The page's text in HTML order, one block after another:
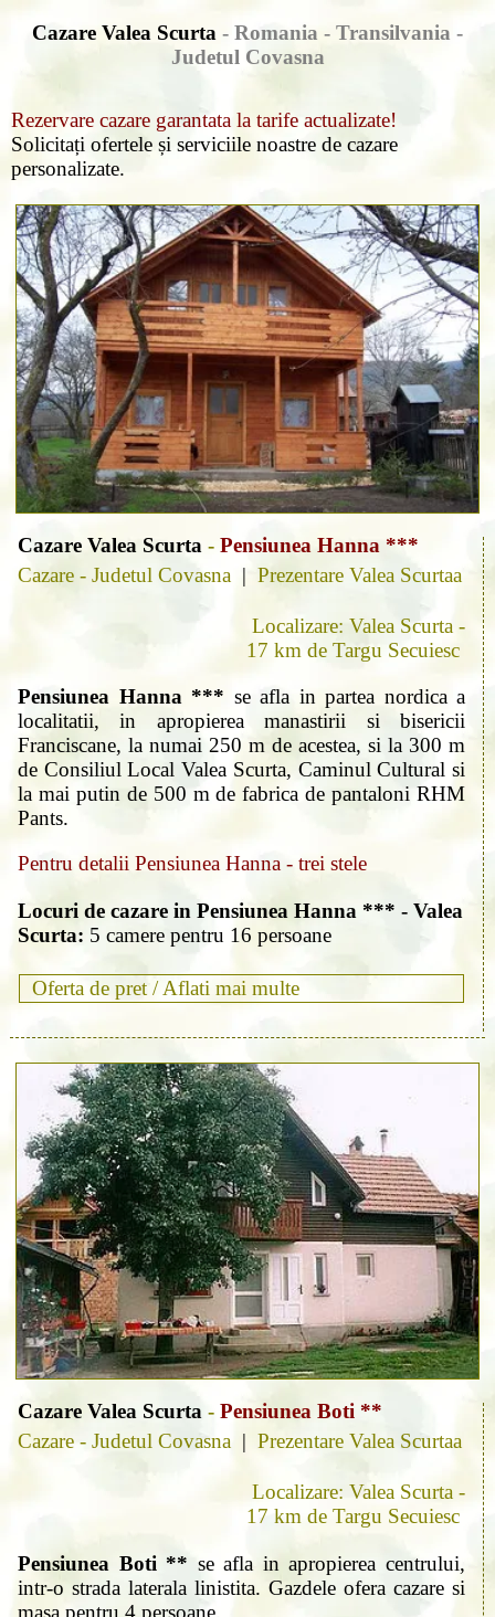
Cazare Valea Scurta - Romania - Transilvania -
Judetul Covasna
Rezervare cazare garantata la tarife actualizate!
Solicitați ofertele și serviciile noastre de cazare
personalizate.
Cazare Valea Scurta - Pensiunea Hanna ***
Cazare - Judetul Covasna | Prezentare Valea Scurtaa
Localizare: Valea Scurta -
17 km de Targu Secuiesc
Pensiunea Hanna *** se afla in partea nordica a
localitatii, in apropierea manastirii si bisericii
Franciscane, la numai 250 m de acestea, si la 300 m
de Consiliul Local Valea Scurta, Caminul Cultural si
la mai putin de 500 m de fabrica de pantaloni RHM
Pants.
Pentru detalii Pensiunea Hanna - trei stele
Locuri de cazare in Pensiunea Hanna *** - Valea
Scurta: 5 camere pentru 16 persoane
Oferta de pret / Aflati mai multe
Cazare Valea Scurta - Pensiunea Boti **
Cazare - Judetul Covasna | Prezentare Valea Scurtaa
Localizare: Valea Scurta -
17 km de Targu Secuiesc
Pensiunea Boti ** se afla in apropierea centrului,
intr-o strada laterala linistita. Gazdele ofera cazare si
masa pentru 4 persoane.